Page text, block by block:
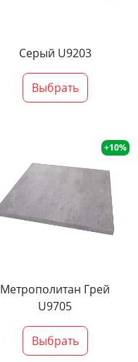
Серый U9203
Выбрать
+10%
Метрополитан Грей
U9705
Выбрать